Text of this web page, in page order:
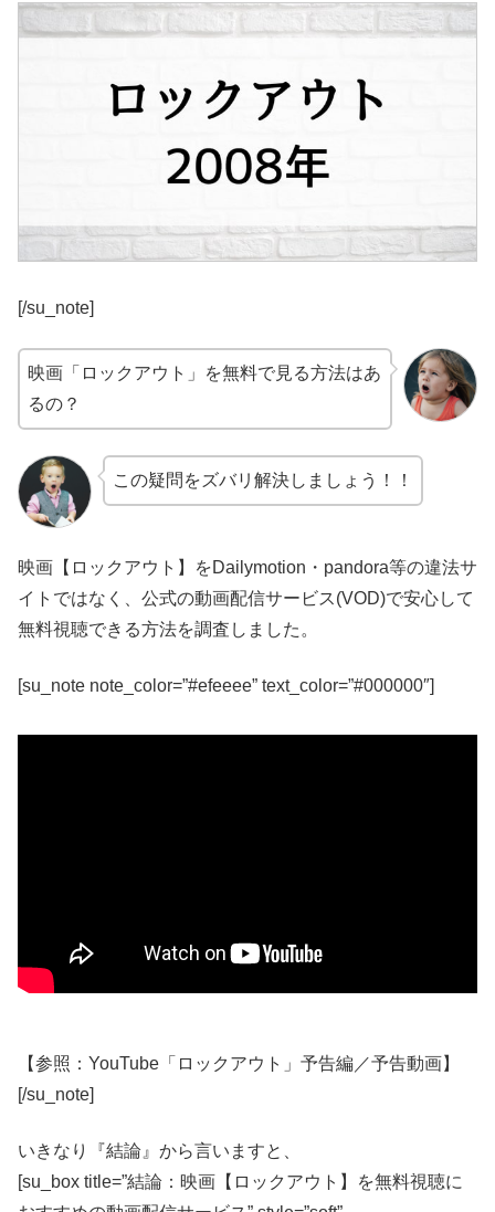
[/su_note]
映画「ロックアウト」を無料で見る方法はあ
るの？
この疑問をズバリ解決しましょう！！
映画【ロックアウト】をDailymotion・pandora等の違法サ
イトではなく、公式の動画配信サービス(VOD)で安心して
無料視聴できる方法を調査しました。
[su_note note_color=”#efeeee” text_color=”#000000″]
【参照：YouTube「ロックアウト」予告編／予告動画】
[/su_note]
いきなり『結論』から言いますと、
[su_box title=”結論：映画【ロックアウト】を無料視聴に